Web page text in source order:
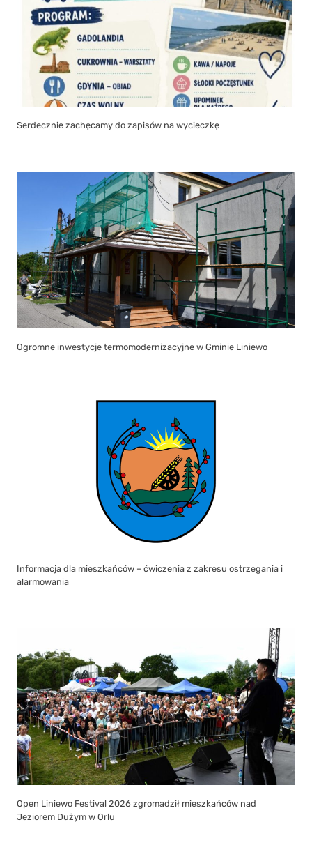
Serdecznie zachęcamy do zapisów na wycieczkę
Ogromne inwestycje termomodernizacyjne w Gminie Liniewo
Informacja dla mieszkańców – ćwiczenia z zakresu ostrzegania i
alarmowania
Open Liniewo Festival 2026 zgromadził mieszkańców nad
Jeziorem Dużym w Orlu